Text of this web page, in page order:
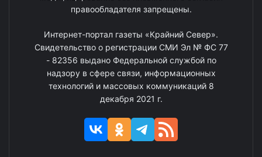
правообладателя запрещены.
Интернет-портал газеты «Крайний Север».
Свидетельство о регистрации СМИ Эл № ФС 77
- 82356 выдано Федеральной службой по
надзору в сфере связи, информационных
технологий и массовых коммуникаций 8
декабря 2021 г.